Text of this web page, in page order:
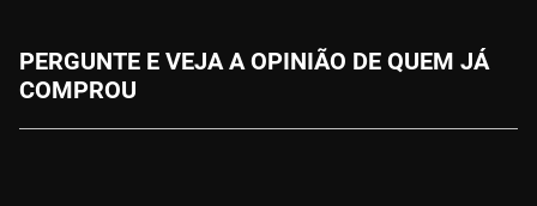
PERGUNTE E VEJA A OPINIÃO DE QUEM JÁ
COMPROU